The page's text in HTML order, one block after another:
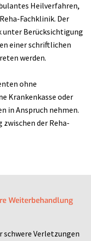
Heilverfahren,
Fachklinik. Der
Berücksichtigung
einer schriftlichen
werden.
ohne
Krankenkasse oder
in Anspruch nehmen.
der Reha-
Weiterbehandlung
schwere Verletzungen